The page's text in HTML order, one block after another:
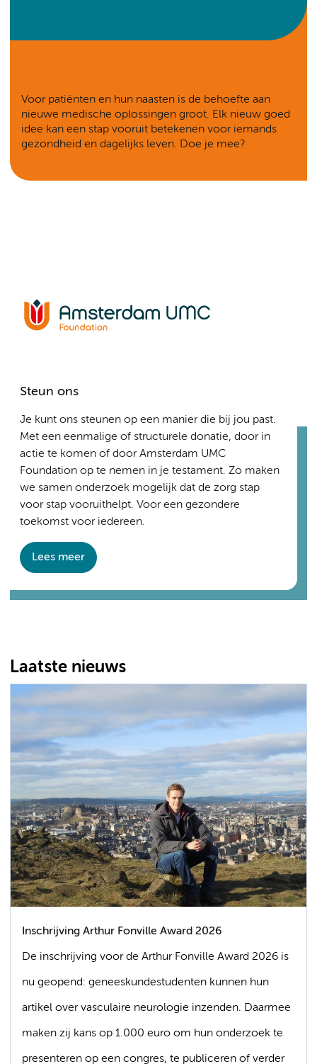
Voor patiënten en hun naasten is de behoefte aan
nieuwe medische oplossingen groot. Elk nieuw goed
idee kan een stap vooruit betekenen voor iemands
gezondheid en dagelijks leven. Doe je mee?
Steun ons
Je kunt ons steunen op een manier die bij jou past.
Met een eenmalige of structurele donatie, door in
actie te komen of door Amsterdam UMC
Foundation op te nemen in je testament. Zo maken
we samen onderzoek mogelijk dat de zorg stap
voor stap vooruithelpt. Voor een gezondere
toekomst voor iedereen.
Lees meer
Laatste nieuws
Inschrijving Arthur Fonville Award 2026
De inschrijving voor de Arthur Fonville Award 2026 is
nu geopend: geneeskundestudenten kunnen hun
artikel over vasculaire neurologie inzenden. Daarmee
maken zij kans op 1.000 euro om hun onderzoek te
presenteren op een congres, te publiceren of verder